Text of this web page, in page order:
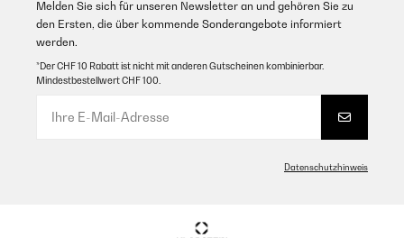
Melden Sie sich für unseren Newsletter an und gehören Sie zu
den Ersten, die über kommende Sonderangebote informiert
werden.
*Der CHF 10 Rabatt ist nicht mit anderen Gutscheinen kombinierbar.
Mindestbestellwert CHF 100.
Datenschutzhinweis